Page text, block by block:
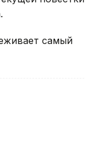
самый